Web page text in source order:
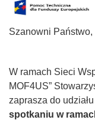
Szanowni Państwo,
W ramach Sieci
MOF4US”
zaprasza do
spotkaniu w